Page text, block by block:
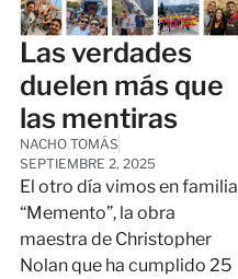
Las verdades
duelen más que
las mentiras
NACHO TOMÁS
SEPTIEMBRE 2, 2025
El otro día vimos en familia
“Memento”, la obra
maestra de Christopher
Nolan que ha cumplido 25